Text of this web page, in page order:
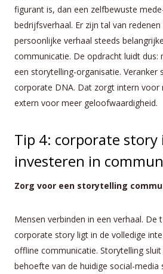
figurant is, dan een zelfbewuste
bedrijfsverhaal. Er zijn tal van
persoonlijke verhaal steeds
communicatie. De opdracht luidt dus:
een storytelling-organisatie. Veranker
corporate DNA. Dat zorgt intern voor
extern voor meer geloofwaardigheid.
Tip 4: corporate story
investeren in
Zorg voor een storytelling
Mensen verbinden in een verhaal. De
corporate story ligt in de volledige
offline communicatie. Storytelling
behoefte van de huidige social-media